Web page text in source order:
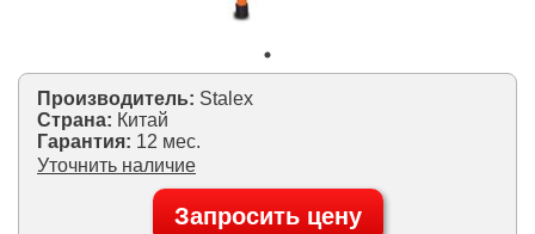
Производитель: Stalex
Страна: Китай
Гарантия: 12 мес.
Уточнить наличие
Запросить цену